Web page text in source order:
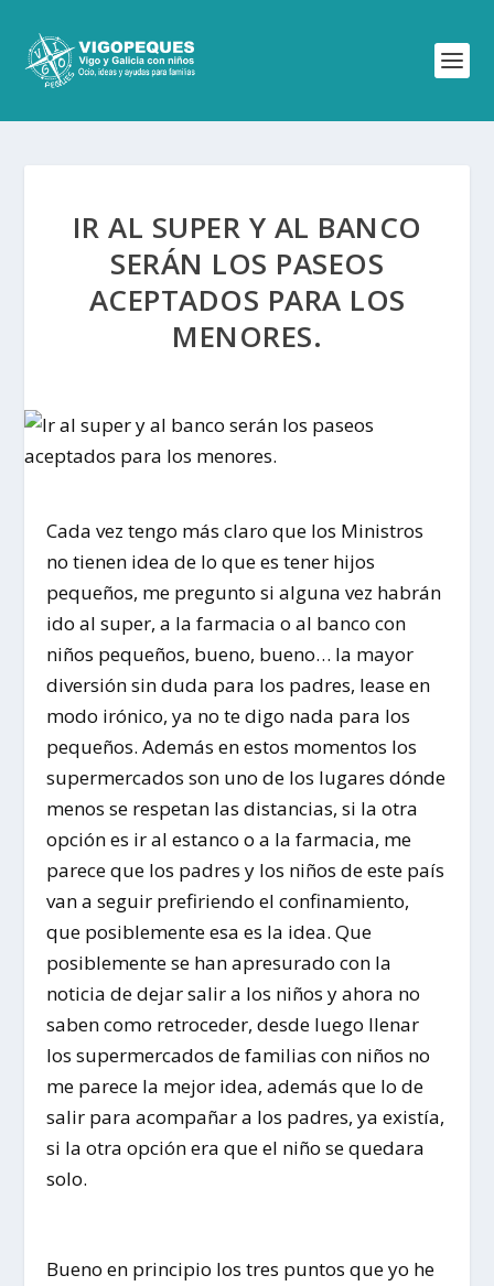
IR AL SUPER Y AL BANCO
SERÁN LOS PASEOS
ACEPTADOS PARA LOS
MENORES.
Cada vez tengo más claro que los Ministros
no tienen idea de lo que es tener hijos
pequeños, me pregunto si alguna vez habrán
ido al super, a la farmacia o al banco con
niños pequeños, bueno, bueno… la mayor
diversión sin duda para los padres, lease en
modo irónico, ya no te digo nada para los
pequeños. Además en estos momentos los
supermercados son uno de los lugares dónde
menos se respetan las distancias, si la otra
opción es ir al estanco o a la farmacia, me
parece que los padres y los niños de este país
van a seguir prefiriendo el confinamiento,
que posiblemente esa es la idea. Que
posiblemente se han apresurado con la
noticia de dejar salir a los niños y ahora no
saben como retroceder, desde luego llenar
los supermercados de familias con niños no
me parece la mejor idea, además que lo de
salir para acompañar a los padres, ya existía,
si la otra opción era que el niño se quedara
solo.
Bueno en principio los tres puntos que yo he